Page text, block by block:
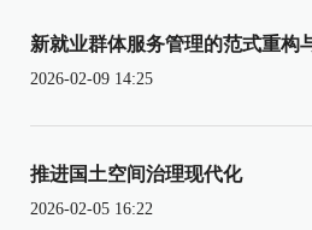
新就业群体服务管理的范式重构
2026-02-09 14:25
推进国土空间治理现代化
2026-02-05 16:22